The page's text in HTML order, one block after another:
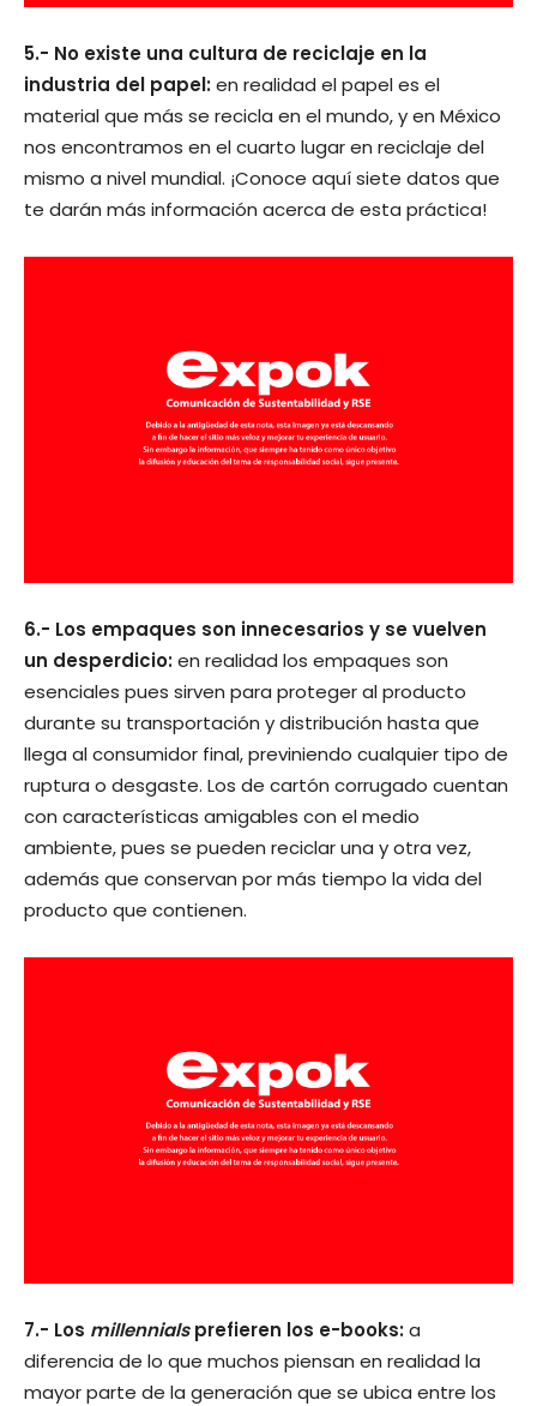
5.- No existe una cultura de reciclaje en la
industria del papel:en realidad el papel es el
material que más se recicla en el mundo, y en México
nos encontramos en el cuarto lugar en reciclaje del
mismo a nivel mundial. ¡Conoce aquí siete datos que
te darán más información acerca de esta práctica!
6.- Los empaques son innecesarios y se vuelven
un desperdicio:en realidad los empaques son
esenciales pues sirven para proteger al producto
durante su transportación y distribución hasta que
llega al consumidor final, previniendo cualquier tipo de
ruptura o desgaste. Los de cartón corrugado cuentan
con características amigables con el medio
ambiente, pues se pueden reciclar una y otra vez,
además que conservan por más tiempo la vida del
producto que contienen.
7.- Los millennialsprefieren los e-books:a
diferencia de lo que muchos piensan en realidad la
mayor parte de la generación que se ubica entre los